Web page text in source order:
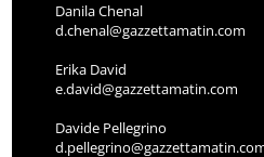
Danila Chenal
d.chenal@gazzettamatin.com
Erika David
e.david@gazzettamatin.com
Davide Pellegrino